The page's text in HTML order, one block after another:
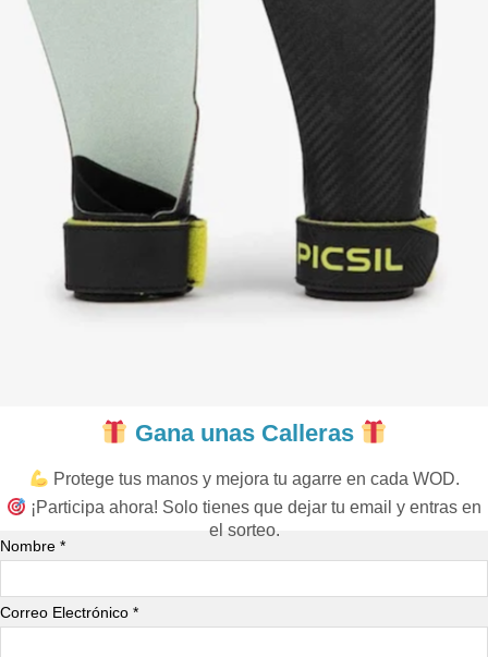
Gana unas Calleras
Protege tus manos y mejora tu agarre en cada WOD.
¡Participa ahora! Solo tienes que dejar tu email y entras en
el sorteo.
Nombre *
Correo Electrónico *